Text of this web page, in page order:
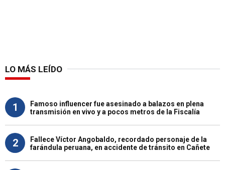
LO MÁS LEÍDO
1
Famoso influencer fue asesinado a balazos en plena
transmisión en vivo y a pocos metros de la Fiscalía
2
Fallece Víctor Angobaldo, recordado personaje de la
farándula peruana, en accidente de tránsito en Cañete